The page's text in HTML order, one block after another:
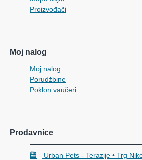
Proizvođači
Moj nalog
Moj nalog
Porudžbine
Poklon vaučeri
Prodavnice
Urban Pets - Terazije • Trg